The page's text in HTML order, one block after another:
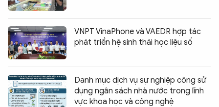
VNPT VinaPhone và VAEDR hợp tác
phát triển hệ sinh thái học liệu số
Danh mục dịch vụ sự nghiệp công sử
dụng ngân sách nhà nước trong lĩnh
vực khoa học và công nghệ